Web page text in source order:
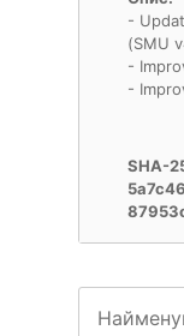
-
(SMU
-
-
SHA-